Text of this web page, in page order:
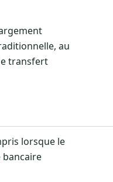
au
transfert
lorsque le
bancaire